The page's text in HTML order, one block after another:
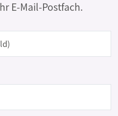
E-Mail-Postfach.